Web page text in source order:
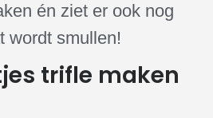
én ziet er ook nog
wordt smullen!
trifle maken